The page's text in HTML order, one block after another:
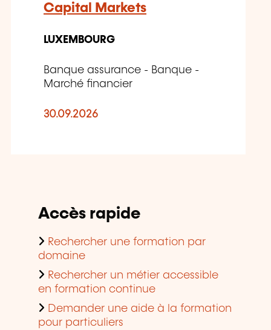
Capital Markets
LUXEMBOURG
Banque assurance - Banque -
Marché financier
30.09.2026
Accès rapide
Rechercher une formation par
domaine
Rechercher un métier accessible
en formation continue
Demander une aide à la formation
pour particuliers